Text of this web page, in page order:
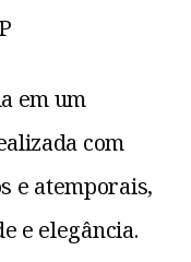
em um
com
e atemporais,
e elegância.